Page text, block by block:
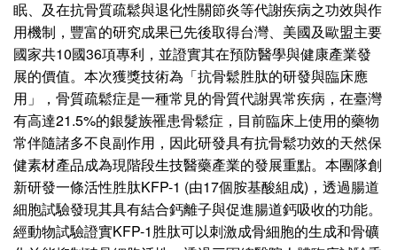
眠、及在抗骨質疏鬆與退化性關節炎等代謝疾病之功效與作
用機制，豐富的研究成果已先後取得台灣、美國及歐盟主要
國家共10國36項專利，並證實其在預防醫學與健康產業發
展的價值。本次獲獎技術為「抗骨鬆胜肽的研發與臨床應
用」，骨質疏鬆症是一種常見的骨質代謝異常疾病，在臺灣
有高達21.5%的銀髮族罹患骨鬆症，目前臨床上使用的藥物
常伴隨諸多不良副作用，因此研發具有抗骨鬆功效的天然保
健素材產品成為現階段生技醫藥產業的發展重點。本團隊創
新研發一條活性胜肽KFP-1 (由17個胺基酸組成)，透過腸道
細胞試驗發現其具有結合鈣離子與促進腸道鈣吸收的功能。
經動物試驗證實KFP-1胜肽可以刺激成骨細胞的生成和骨礦